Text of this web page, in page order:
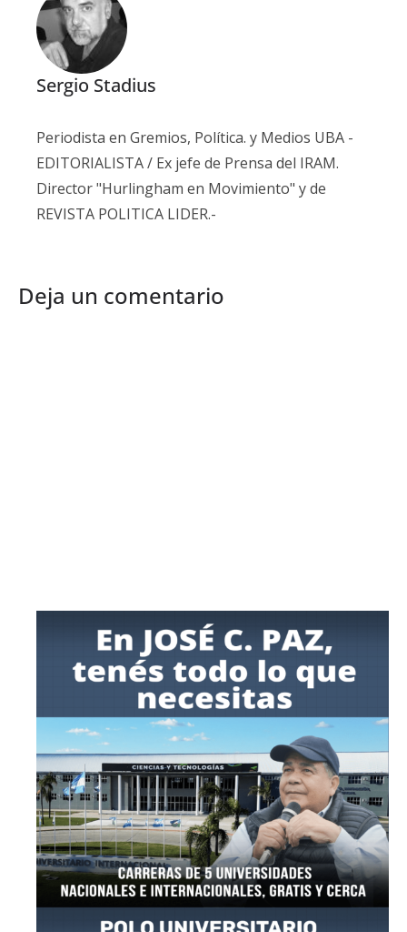
Sergio Stadius
Periodista en Gremios, Política. y Medios UBA -
EDITORIALISTA / Ex jefe de Prensa del IRAM.
Director "Hurlingham en Movimiento" y de
REVISTA POLITICA LIDER.-
Deja un comentario